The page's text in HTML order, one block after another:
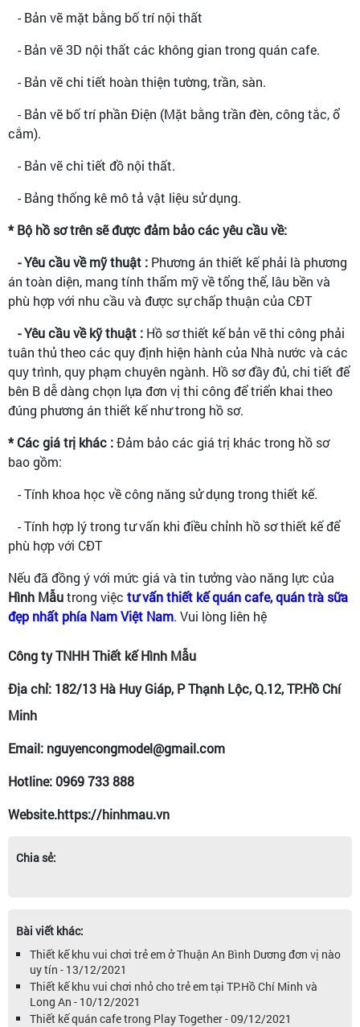
- Bản vẽ mặt bằng bố trí nội thất
- Bản vẽ 3D nội thất các không gian trong quán cafe.
- Bản vẽ chi tiết hoàn thiện tường, trần, sàn.
- Bản vẽ bố trí phần Điện (Mặt bằng trần đèn, công tắc, ổ
cắm).
- Bản vẽ chi tiết đồ nội thất.
- Bảng thống kê mô tả vật liệu sử dụng.
* Bộ hồ sơ trên sẽ được đảm bảo các yêu cầu về:
- Yêu cầu về mỹ thuật : Phương án thiết kế phải là phương
án toàn diện, mang tính thẩm mỹ về tổng thể, lâu bền và
phù hợp với nhu cầu và được sự chấp thuận của CĐT
- Yêu cầu về kỹ thuật : Hồ sơ thiết kế bản vẽ thi công phải
tuân thủ theo các quy định hiện hành của Nhà nước và các
quy trình, quy phạm chuyên ngành. Hồ sơ đầy đủ, chi tiết để
bên B dễ dàng chọn lựa đơn vị thi công để triển khai theo
đúng phương án thiết kế như trong hồ sơ.
* Các giá trị khác :Đảm bảo các giá trị khác trong hồ sơ
bao gồm:
- Tính khoa học về công năng sử dụng trong thiết kế.
- Tính hợp lý trong tư vấn khi điều chỉnh hồ sơ thiết kế để
phù hợp với CĐT
Nếu đã đồng ý với mức giá và tin tưởng vào năng lực của
Hình Mẫutrong việc tư vấn thiết kế quán cafe, quán trà sữa
đẹp nhất phía Nam Việt Nam. Vui lòng liên hệ
Công ty TNHH Thiết kế Hình Mẫu
Địa chỉ: 182/13 Hà Huy Giáp, P Thạnh Lộc, Q.12, TP.Hồ Chí
Minh
Email: nguyencongmodel@gmail.com
Hotline: 0969 733 888
Website.https://hinhmau.vn
Chia sẻ:
Bài viết khác:
Thiết kế khu vui chơi trẻ em ở Thuận An Bình Dương đơn vị nào
uy tín - 13/12/2021
Thiết kế khu vui chơi nhỏ cho trẻ em tại TP.Hồ Chí Minh và
Long An - 10/12/2021
Thiết kế quán cafe trong Play Together - 09/12/2021